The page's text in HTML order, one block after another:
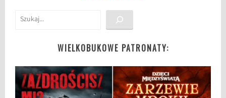
Szukaj
WIELKOBUKOWE PATRONATY: